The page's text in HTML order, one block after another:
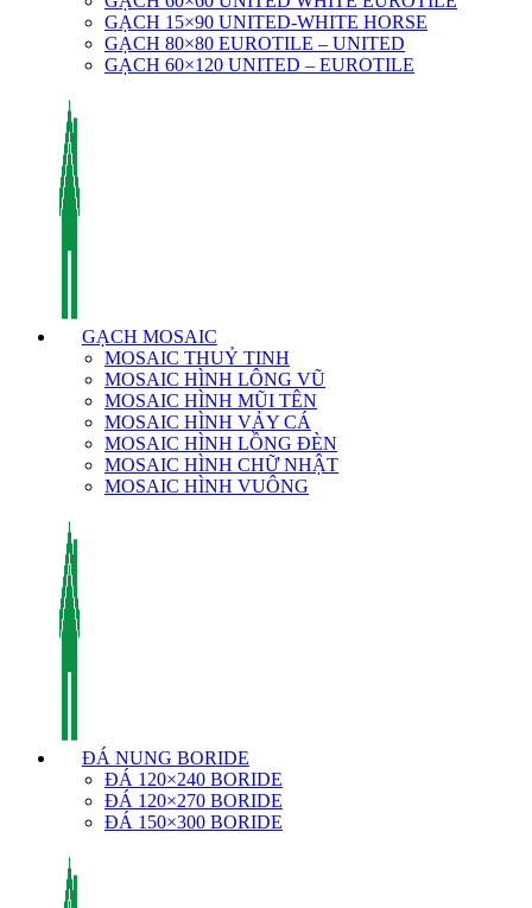
GẠCH 15×90 UNITED-WHITE HORSE
GẠCH 80×80 EUROTILE – UNITED
GẠCH 60×120 UNITED – EUROTILE
GẠCH MOSAIC
MOSAIC THUỶ TINH
MOSAIC HÌNH LÔNG VŨ
MOSAIC HÌNH MŨI TÊN
MOSAIC HÌNH VẢY CÁ
MOSAIC HÌNH LỒNG ĐÈN
MOSAIC HÌNH CHỮ NHẬT
MOSAIC HÌNH VUÔNG
ĐÁ NUNG BORIDE
ĐÁ 120×240 BORIDE
ĐÁ 120×270 BORIDE
ĐÁ 150×300 BORIDE